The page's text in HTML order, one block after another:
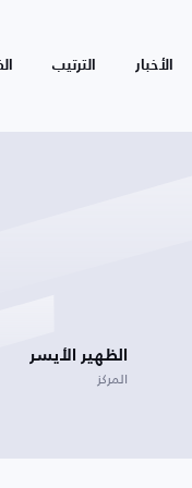
الأخبار الترتيب
الظهير الأيسر
المركز